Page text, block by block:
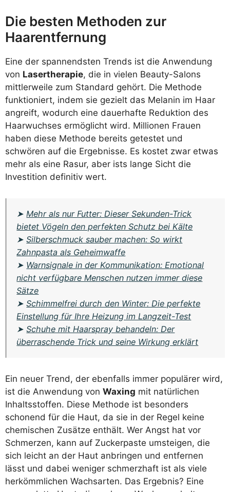
Die besten Methoden zur
Haarentfernung
Eine der spannendsten Trends ist die Anwendung
von Lasertherapie, die in vielen Beauty-Salons
mittlerweile zum Standard gehört. Die Methode
funktioniert, indem sie gezielt das Melanin im Haar
angreift, wodurch eine dauerhafte Reduktion des
Haarwuchses ermöglicht wird. Millionen Frauen
haben diese Methode bereits getestet und
schwören auf die Ergebnisse. Es kostet zwar etwas
mehr als eine Rasur, aber ists lange Sicht die
Investition definitiv wert.
➤ Mehr als nur Futter: Dieser Sekunden-Trick
bietet Vögeln den perfekten Schutz bei Kälte
➤Silberschmuck sauber machen: So wirkt
Zahnpasta als Geheimwaffe
➤ Warnsignale in der Kommunikation: Emotional
nicht verfügbare Menschen nutzen immer diese
Sätze
➤Schimmelfrei durch den Winter: Die perfekte
Einstellung für Ihre Heizung im Langzeit-Test
➤Schuhe mit Haarspray behandeln: Der
überraschende Trick und seine Wirkung erklärt
Ein neuer Trend, der ebenfalls immer populärer wird,
ist die Anwendung von Waxing mit natürlichen
Inhaltsstoffen. Diese Methode ist besonders
schonend für die Haut, da sie in der Regel keine
chemischen Zusätze enthält. Wer Angst hat vor
Schmerzen, kann auf Zuckerpaste umsteigen, die
sich leicht an der Haut anbringen und entfernen
lässt und dabei weniger schmerzhaft ist als viele
herkömmlichen Wachsarten. Das Ergebnis? Eine